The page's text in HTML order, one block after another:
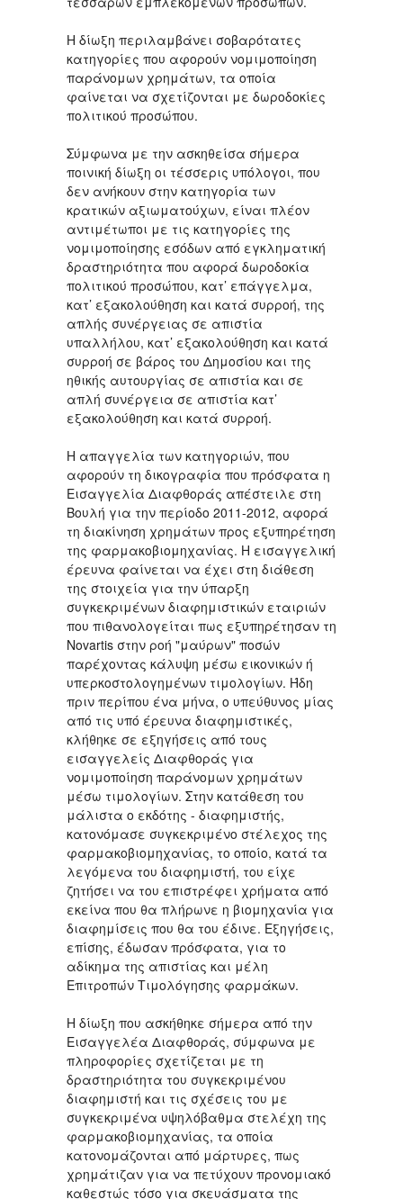
Η δίωξη περιλαμβάνει σοβαρότατες
κατηγορίες που αφορούν νομιμοποίηση
παράνομων χρημάτων, τα οποία
φαίνεται να σχετίζονται με δωροδοκίες
πολιτικού προσώπου.
Σύμφωνα με την ασκηθείσα σήμερα
ποινική δίωξη οι τέσσερις υπόλογοι, που
δεν ανήκουν στην κατηγορία των
κρατικών αξιωματούχων, είναι πλέον
αντιμέτωποι με τις κατηγορίες της
νομιμοποίησης εσόδων από εγκληματική
δραστηριότητα που αφορά δωροδοκία
πολιτικού προσώπου, κατ’ επάγγελμα,
κατ’ εξακολούθηση και κατά συρροή, της
απλής συνέργειας σε απιστία
υπαλλήλου, κατ’ εξακολούθηση και κατά
συρροή σε βάρος του Δημοσίου και της
ηθικής αυτουργίας σε απιστία και σε
απλή συνέργεια σε απιστία κατ’
εξακολούθηση και κατά συρροή.
Η απαγγελία των κατηγοριών, που
αφορούν τη δικογραφία που πρόσφατα η
Εισαγγελία Διαφθοράς απέστειλε στη
Βουλή για την περίοδο 2011-2012, αφορά
τη διακίνηση χρημάτων προς εξυπηρέτηση
της φαρμακοβιομηχανίας. Η εισαγγελική
έρευνα φαίνεται να έχει στη διάθεση
της στοιχεία για την ύπαρξη
συγκεκριμένων διαφημιστικών εταιριών
που πιθανολογείται πως εξυπηρέτησαν τη
Novartis στην ροή "μαύρων" ποσών
παρέχοντας κάλυψη μέσω εικονικών ή
υπερκοστολογημένων τιμολογίων. Ήδη
πριν περίπου ένα μήνα, ο υπεύθυνος μίας
από τις υπό έρευνα διαφημιστικές,
κλήθηκε σε εξηγήσεις από τους
εισαγγελείς Διαφθοράς για
νομιμοποίηση παράνομων χρημάτων
μέσω τιμολογίων. Στην κατάθεση του
μάλιστα ο εκδότης - διαφημιστής,
κατονόμασε συγκεκριμένο στέλεχος της
φαρμακοβιομηχανίας, το οποίο, κατά τα
λεγόμενα του διαφημιστή, του είχε
ζητήσει να του επιστρέφει χρήματα από
εκείνα που θα πλήρωνε η βιομηχανία για
διαφημίσεις που θα του έδινε. Εξηγήσεις,
επίσης, έδωσαν πρόσφατα, για το
αδίκημα της απιστίας και μέλη
Επιτροπών Τιμολόγησης φαρμάκων.
Η δίωξη που ασκήθηκε σήμερα από την
Εισαγγελέα Διαφθοράς, σύμφωνα με
πληροφορίες σχετίζεται με τη
δραστηριότητα του συγκεκριμένου
διαφημιστή και τις σχέσεις του με
συγκεκριμένα υψηλόβαθμα στελέχη της
φαρμακοβιομηχανίας, τα οποία
κατονομάζονται από μάρτυρες, πως
χρημάτιζαν για να πετύχουν προνομιακό
καθεστώς τόσο για σκευάσματα της